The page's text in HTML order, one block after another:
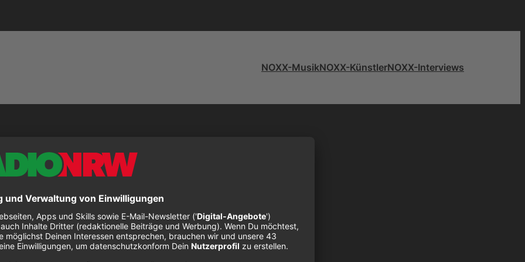
NOXX-MusikNOXX-KünstlerNOXX-Interviews
Ellis-Bextor